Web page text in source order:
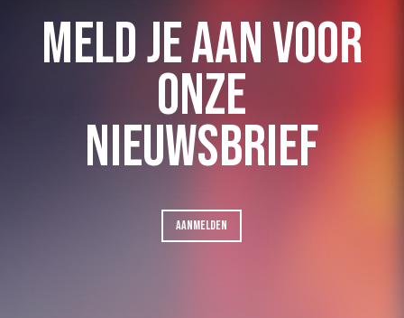
MELD JE AAN VOOR
ONZE
NIEUWSBRIEF
AANMELDEN